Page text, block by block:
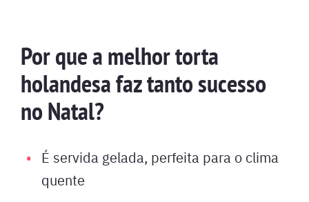
Por que a melhor torta
holandesa faz tanto sucesso
no Natal?
É servida gelada, perfeita para o clima
quente